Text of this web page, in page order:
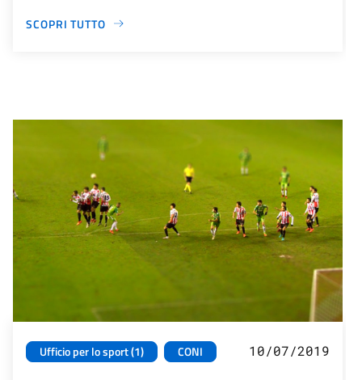
SCOPRI TUTTO
Ufficio per lo sport (1) CONI 10/07/2019